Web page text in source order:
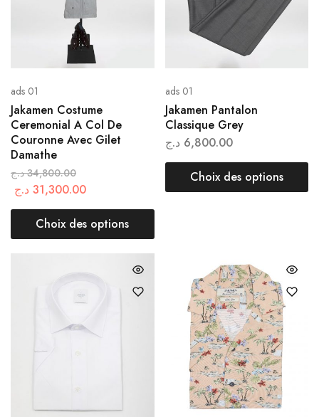
ads 01
Jakamen Costume
Ceremonial A Col De
Couronne Avec Gilet
Damathe
34,800.00 د.ج
31,300.00 د.ج
Choix des options
ads 01
Jakamen Pantalon
Classique Grey
6,800.00 د.ج
Choix des options